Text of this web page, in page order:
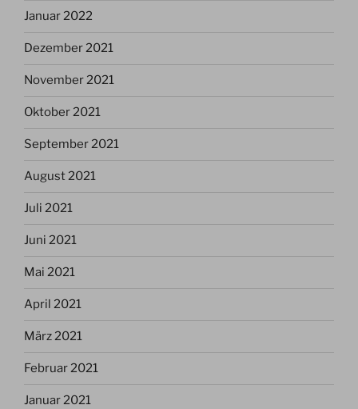
Januar 2022
Dezember 2021
November 2021
Oktober 2021
September 2021
August 2021
Juli 2021
Juni 2021
Mai 2021
April 2021
März 2021
Februar 2021
Januar 2021